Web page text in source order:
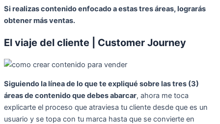
Si realizas contenido enfocado a estas tres áreas, lograrás
obtener más ventas.
El viaje del cliente | Customer Journey
Siguiendo la línea de lo que te expliqué sobre las tres (3)
áreas de contenido que debes abarcar, ahora me toca
explicarte el proceso que atraviesa tu cliente desde que es un
usuario y se topa con tu marca hasta que se convierte en